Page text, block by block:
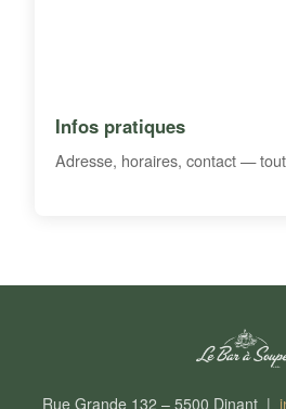
Infos pratiques
Adresse, horaires, contact —
Rue Grande 132 – 5500 Dinant |